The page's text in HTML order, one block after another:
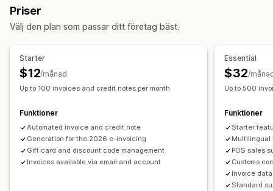
Färg och teckensnitt
Fakturanummer
Avsändarens e-postadress
Filhantering
Filnamn Automatisering av e-postmeddelanden
PDF-generering
Utskrift och export
Rapporter
Informationssäkerhet
Instrumentpanel för prestanda
Automatiserad datasynkronisering
Daglig försäljningssammanfattning
Orderinformation
Priser
Välj den plan som passar ditt företag bäst.
Starter
$12/månad
Up to 100 invoices and credit notes per month
Funktioner
Automated invoice and credit note
Generation for the 2026 e-invoicing
Gift card and discount code management
Invoices available via email and account
Essential
$32/
Up to 500
Funktioner
Starter
Multilingual
POS sales
Customs
Invoice
Standard